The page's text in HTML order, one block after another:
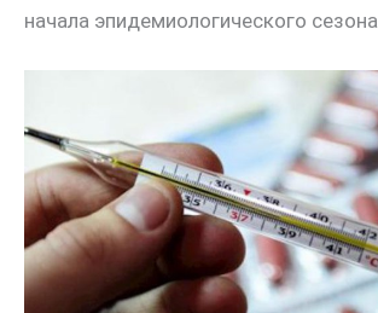
начала эпидемиологического сезона.